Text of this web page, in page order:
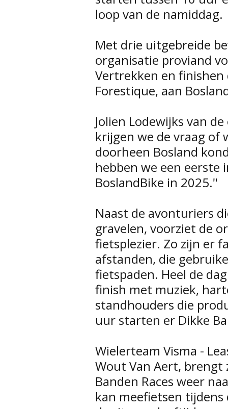
loop van de namiddag.
Met drie uitgebreide
organisatie proviand
Vertrekken en
Forestique, aan
Jolien Lodewijks van
krijgen we de vraag of
doorheen Bosland
hebben we een
BoslandBike in 2025."
Naast de avonturiers
gravelen, voorziet de
fietsplezier. Zo zijn er
afstanden, die
fietspaden. Heel de
finish met muziek,
standhouders die
uur starten er Dikke
Wielerteam Visma -
Wout Van Aert, brengt
Banden Races weer
kan meefietsen tijdens